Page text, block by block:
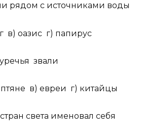
рядом с источниками воды
в) оазис г) папирус
звали
в) евреи г) китайцы
света именовал себя